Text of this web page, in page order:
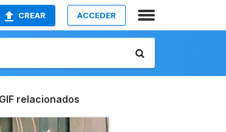
CREAR ACCEDER
GIF relacionados